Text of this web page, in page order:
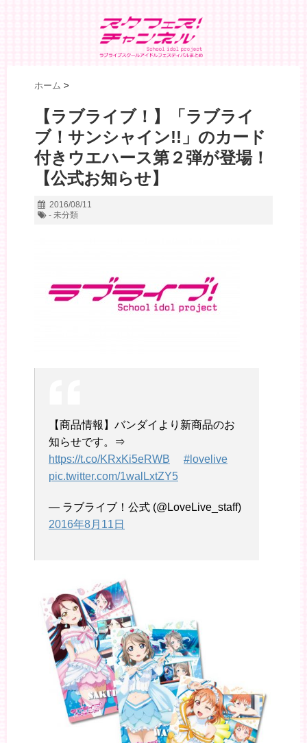
ホーム >
【ラブライブ！】「ラブライ
ブ！サンシャイン!!」のカード
付きウエハース第２弾が登場！
【公式お知らせ】
2016/08/11
- 未分類
【商品情報】バンダイより新商品のお
知らせです。⇒
https://t.co/KRxKi5eRWB
#lovelive
pic.twitter.com/1walLxtZY5
— ラブライブ！公式 (@LoveLive_staff)
2016年8月11日